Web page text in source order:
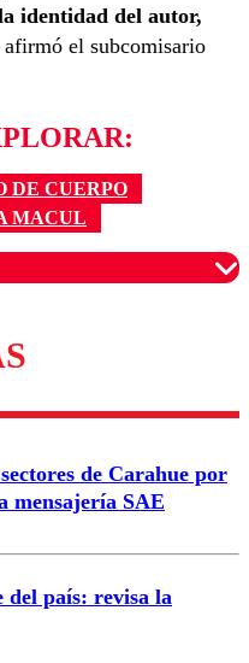
identidad del autor,
afirmó el subcomisario
DE CUERPO
MACUL
para garantizar un
de Carahue por
mensajería SAE
del país: revisa la